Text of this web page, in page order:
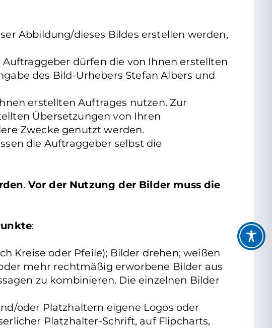
Abbildung/dieses Bildes erstellen werden,
dürfen die von Ihnen erstellten
des Bild-Urhebers Stefan Albers und
erstellten Auftrages nutzen. Zur
Übersetzungen von Ihren
Zwecke genutzt werden.
die Auftraggeber selbst die
. Vor der Nutzung der Bilder muss die
:
Kreise oder Pfeile); Bilder drehen; weißen
mehr rechtmäßig erworbene Bilder aus
zu kombinieren. Die einzelnen Bilder
oder Platzhaltern eigene Logos oder
Platzhalter-Schrift, auf Flipcharts,